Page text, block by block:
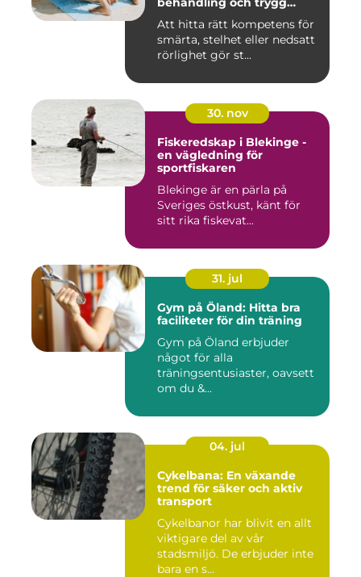
Att hitta rätt kompetens för
smärta, stelhet eller nedsatt
rörlighet gör st...
30. nov
Fiskeredskap i Blekinge -
en vägledning för
sportfiskaren
Blekinge är en pärla på
Sveriges östkust, känt för
sitt rika fiskevat...
31. jul
Gym på Öland: Hitta bra
faciliteter för din träning
Gym på Öland erbjuder
något för alla
träningsentusiaster, oavsett
om du &...
04. jul
Cykelbana: En växande
trend för säker och aktiv
transport
Cykelbanor har blivit en allt
viktigare del av vår
stadsmiljö. De erbjuder inte
bara en s...